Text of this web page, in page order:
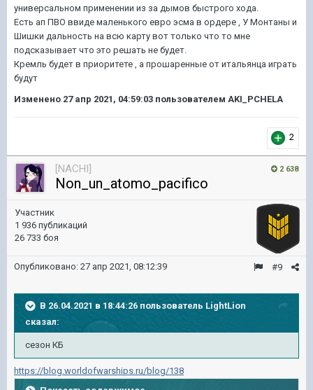
универсальном применении из за дымов быстрого хода.
Есть ап ПВО ввиде маленького евро эсма в ордере , У Монтаны и
Шишки дальность на всю карту вот только что то мне
подсказывает что это решать не будет.
Кремль будет в приоритете , а прошаренные от итальянца играть
будут
Изменено 27 апр 2021, 04:59:03 пользователем AKI_PCHELA
2
2 638
[NACHI]
Non_un_atomo_pacifico
Участник
1 936 публикаций
26 733 боя
#9
Опубликовано: 27 апр 2021, 08:12:39
В 26.04.2021 в 18:44:26 пользователь LightLion
сказал:
сезон КБ
https://blog.worldofwarships.ru/blog/138